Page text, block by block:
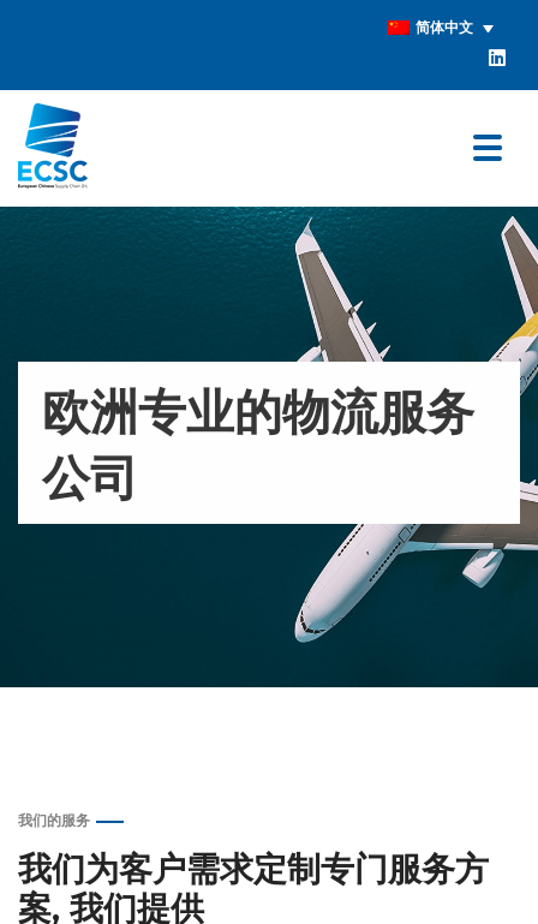
简体中文
欧洲专业的物流服务
公司
我们的服务
我们为客户需求定制专门服务方
案, 我们提供